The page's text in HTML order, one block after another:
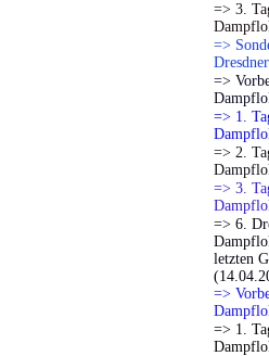
=> 3.
=>
=>
=> 1.
=> 2.
=> 3.
=> 6.
letzten
=>
=> 1.